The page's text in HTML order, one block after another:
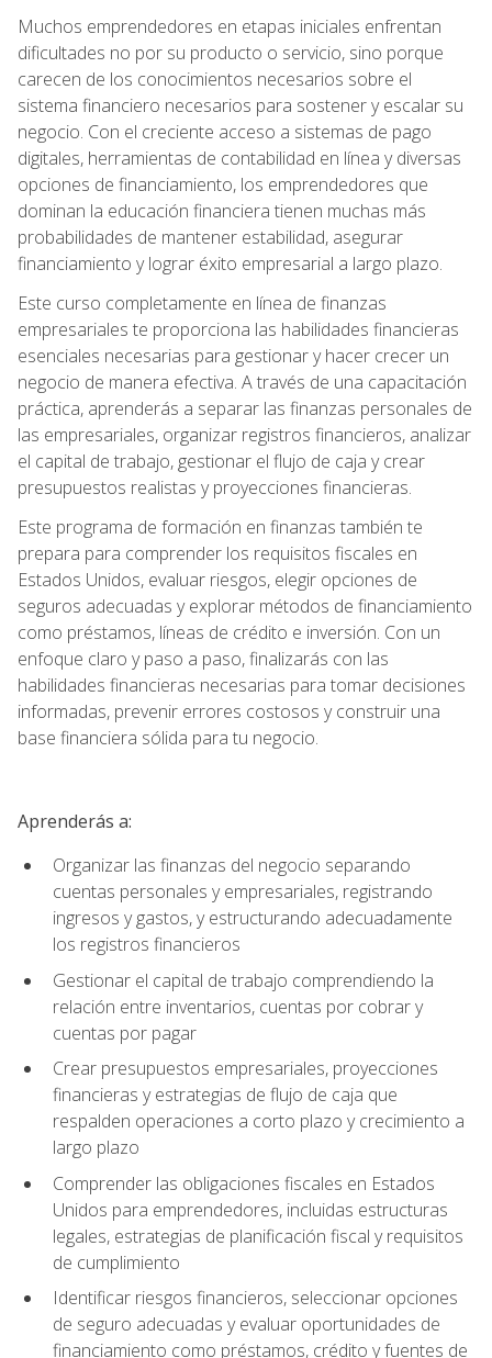
Muchos emprendedores en etapas iniciales enfrentan
dificultades no por su producto o servicio, sino porque
carecen de los conocimientos necesarios sobre el
sistema financiero necesarios para sostener y escalar su
negocio. Con el creciente acceso a sistemas de pago
digitales, herramientas de contabilidad en línea y diversas
opciones de financiamiento, los emprendedores que
dominan la educación financiera tienen muchas más
probabilidades de mantener estabilidad, asegurar
financiamiento y lograr éxito empresarial a largo plazo.
Este curso completamente en línea de finanzas
empresariales te proporciona las habilidades financieras
esenciales necesarias para gestionar y hacer crecer un
negocio de manera efectiva. A través de una capacitación
práctica, aprenderás a separar las finanzas personales de
las empresariales, organizar registros financieros, analizar
el capital de trabajo, gestionar el flujo de caja y crear
presupuestos realistas y proyecciones financieras.
Este programa de formación en finanzas también te
prepara para comprender los requisitos fiscales en
Estados Unidos, evaluar riesgos, elegir opciones de
seguros adecuadas y explorar métodos de financiamiento
como préstamos, líneas de crédito e inversión. Con un
enfoque claro y paso a paso, finalizarás con las
habilidades financieras necesarias para tomar decisiones
informadas, prevenir errores costosos y construir una
base financiera sólida para tu negocio.
Aprenderás a:
Organizar las finanzas del negocio separando
cuentas personales y empresariales, registrando
ingresos y gastos, y estructurando adecuadamente
los registros financieros
Gestionar el capital de trabajo comprendiendo la
relación entre inventarios, cuentas por cobrar y
cuentas por pagar
Crear presupuestos empresariales, proyecciones
financieras y estrategias de flujo de caja que
respalden operaciones a corto plazo y crecimiento a
largo plazo
Comprender las obligaciones fiscales en Estados
Unidos para emprendedores, incluidas estructuras
legales, estrategias de planificación fiscal y requisitos
de cumplimiento
Identificar riesgos financieros, seleccionar opciones
de seguro adecuadas y evaluar oportunidades de
financiamiento como préstamos, crédito y fuentes de